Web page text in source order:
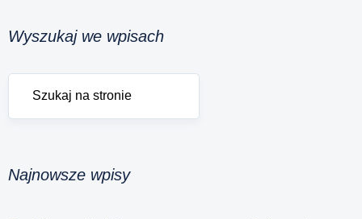
Wyszukaj we wpisach
Najnowsze wpisy